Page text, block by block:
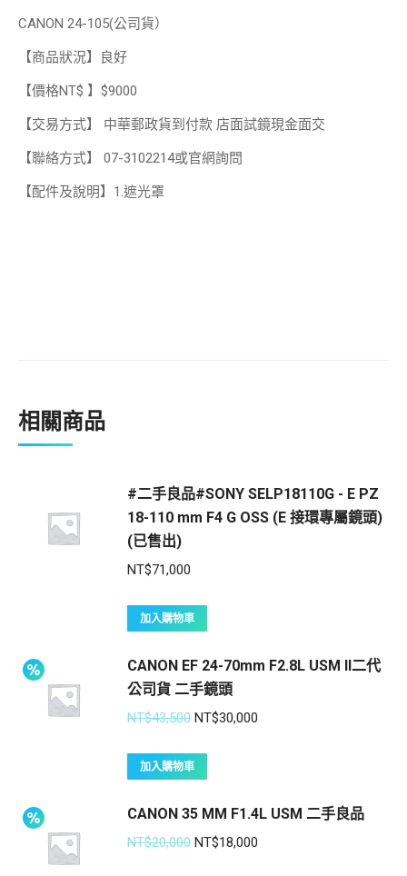
CANON 24-105(公司貨）
【商品狀況】良好
【價格NT$ 】$9000
【交易方式】 中華郵政貨到付款 店面試鏡現金面交
【聯絡方式】 07-3102214或官網詢問
【配件及說明】1.遮光罩
相關商品
#二手良品#SONY SELP18110G - E PZ
18-110 mm F4 G OSS (E 接環專屬鏡頭)
(已售出)
NT$71,000
加入購物車
CANON EF 24-70mm F2.8L USM II二代
公司貨 二手鏡頭
NT$43,500 NT$30,000
加入購物車
CANON 35 MM F1.4L USM 二手良品
NT$20,000 NT$18,000